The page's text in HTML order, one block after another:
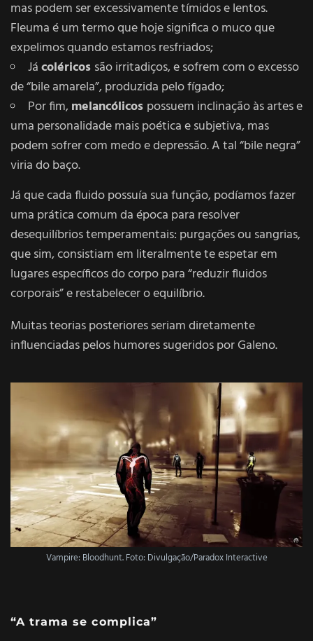
mas podem ser excessivamente tímidos e lentos.
Fleuma é um termo que hoje significa o muco que
expelimos quando estamos resfriados;
Jácoléricos são irritadiços, e sofrem com o excesso
de “bile amarela”, produzida pelo fígado;
Por fim,melancólicos possuem inclinação às artes e
uma personalidade mais poética e subjetiva, mas
podem sofrer com medo e depressão. A tal “bile negra”
viria do baço.
Já que cada fluido possuía sua função, podíamos fazer
uma prática comum da época para resolver
desequilíbrios temperamentais: purgações ou sangrias,
que sim, consistiam em literalmente te espetar em
lugares específicos do corpo para “reduzir fluidos
corporais” e restabelecer o equilíbrio.
Muitas teorias posteriores seriam diretamente
influenciadas pelos humores sugeridos por Galeno.
Vampire: Bloodhunt. Foto: Divulgação/Paradox Interactive
“A trama se complica”